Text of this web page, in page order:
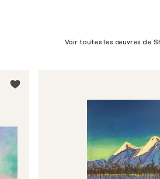
Voir toutes les œuvres de